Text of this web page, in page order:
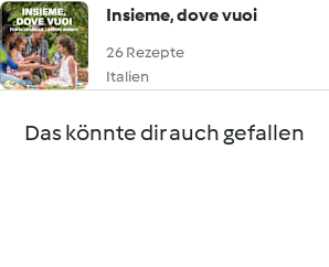
Insieme, dove vuoi
26 Rezepte
Italien
Das könnte dir auch gefallen